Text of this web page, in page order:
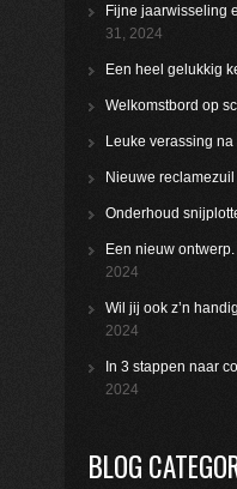
Fijne jaarwisseling
31, 2024
Een heel gelukkig
Welkomstbord op
Leuke verassing
Nieuwe
Onderhoud
Een nieuw
2024
Wil jij ook z’n
2024
In 3 stappen naar
2024
BLOG